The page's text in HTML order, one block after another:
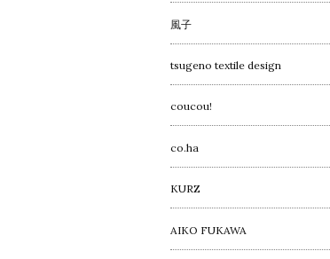
風子
tsugeno textile design
coucou!
co.ha
KURZ
AIKO FUKAWA